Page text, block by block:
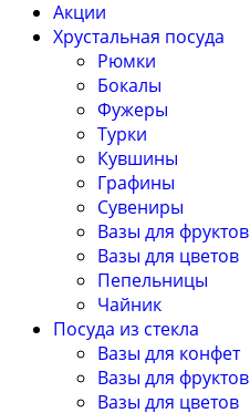
Акции
Хрустальная посуда
Рюмки
Бокалы
Фужеры
Турки
Кувшины
Графины
Сувениры
Вазы для фруктов
Вазы для цветов
Пепельницы
Чайник
Посуда из стекла
Вазы для конфет
Вазы для фруктов
Вазы для цветов